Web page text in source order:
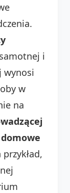
i
wynosi
w
na